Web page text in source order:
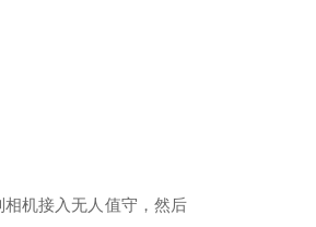
机接入无人值守，然后